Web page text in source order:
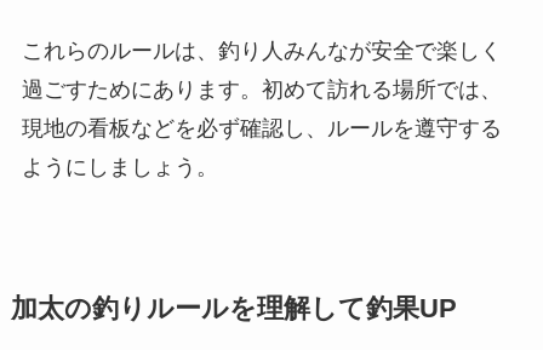
これらのルールは、釣り人みんなが安全で楽しく
過ごすためにあります。初めて訪れる場所では、
現地の看板などを必ず確認し、ルールを遵守する
ようにしましょう。
加太の釣りルールを理解して釣果UP